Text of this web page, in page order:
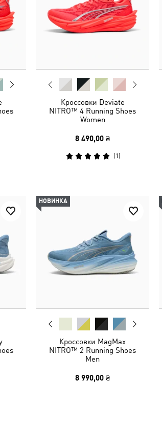
Кроссовки Deviate
NITRO™ 4 Running Shoes
Women
8 490,00 ₴
(1 )
НОВИНКА
Кроссовки MagMax
NITRO™ 2 Running Shoes
Men
8 990,00 ₴